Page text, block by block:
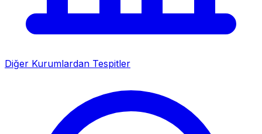
Diğer Kurumlardan Tespitler